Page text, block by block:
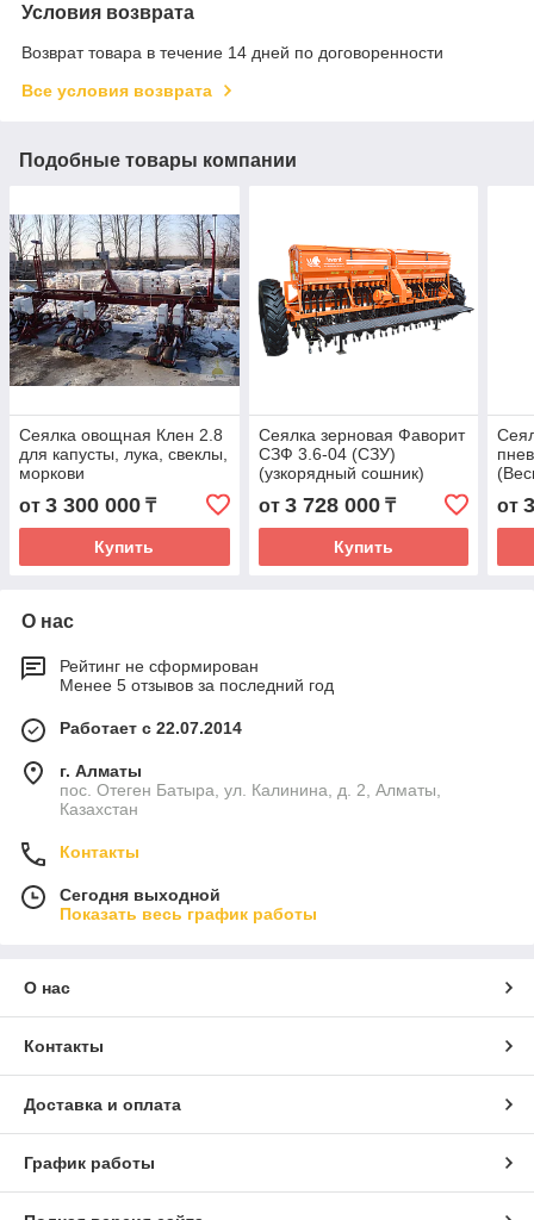
Условия возврата
Возврат товара в течение 14 дней по договоренности
Все условия возврата
Подобные товары компании
Сеялка овощная Клен 2.8
для капусты, лука, свеклы,
моркови
от 3 300 000 ₸
Купить
Сеялка зерновая Фаворит
СЗФ 3.6-04 (СЗУ)
(узкорядный сошник)
увеличенный бункер
от 3 728 000₸
Купить
от
О нас
Рейтинг не сформирован
Менее 5 отзывов за последний год
Работает с 22.07.2014
г. Алматы
пос. Отеген Батыра, ул. Калинина, д. 2, Алматы,
Казахстан
Контакты
Сегодня выходной
Показать весь график работы
О нас
Контакты
Доставка и оплата
График работы